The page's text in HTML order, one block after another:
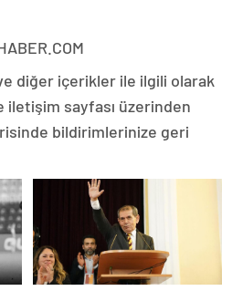
diğer içerikler ile ilgili olarak
sayfası üzerinden
bildirimlerinize geri